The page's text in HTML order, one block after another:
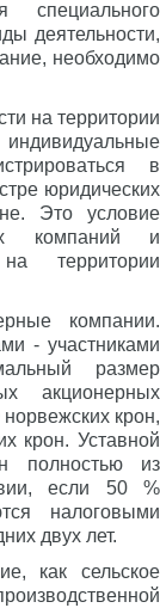
специального
деятельности,
необходимо
на территории
в
юридических
Это условие
компаний и
на территории
компании.
- участниками
размер
акционерных
крон,
крон. Уставной
полностью из
если 50 %
налоговыми
двух лет.
как сельское